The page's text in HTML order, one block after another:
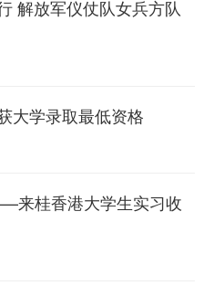
解放军仪仗队女兵方队
大学录取最低资格
来桂香港大学生实习收